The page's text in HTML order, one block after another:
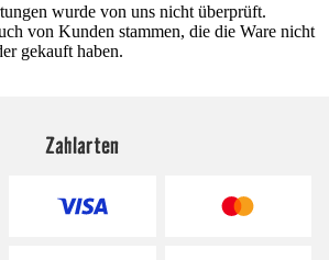
wurde von uns nicht überprüft.
von Kunden stammen, die die Ware nicht
gekauft haben.
Zahlarten